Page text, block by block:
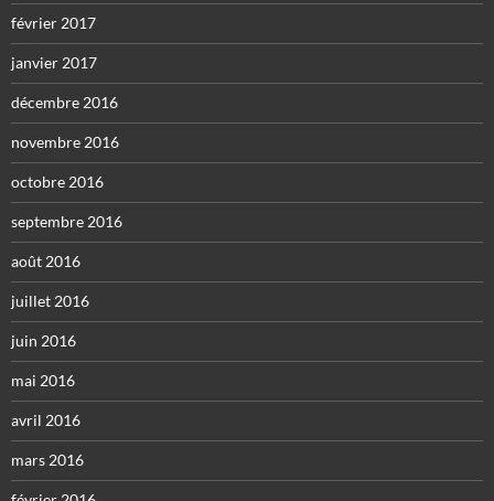
février 2017
janvier 2017
décembre 2016
novembre 2016
octobre 2016
septembre 2016
août 2016
juillet 2016
juin 2016
mai 2016
avril 2016
mars 2016